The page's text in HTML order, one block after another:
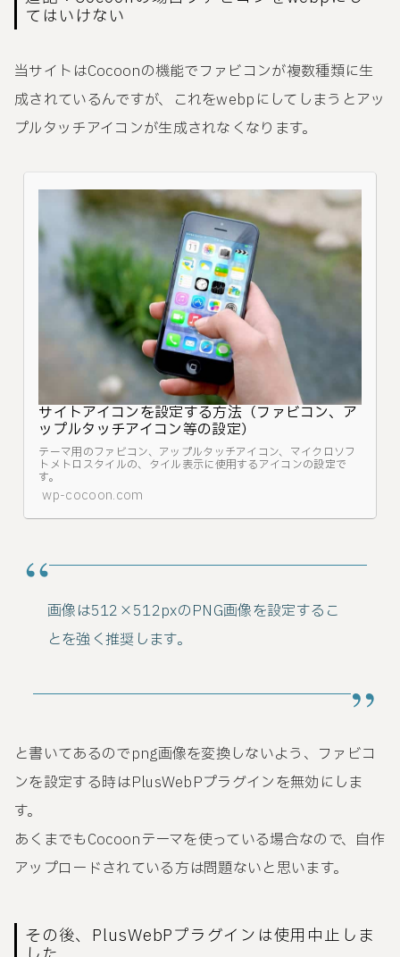
てはいけない
当サイトはCocoonの機能でファビコンが複数種類に生
成されているんですが、これをwebpにしてしまうとアッ
プルタッチアイコンが生成されなくなります。
サイトアイコンを設定する方法（ファビコン、ア
ップルタッチアイコン等の設定）
テーマ用のファビコン、アップルタッチアイコン、マイクロソフ
トメトロスタイルの、タイル表示に使用するアイコンの設定で
す。
wp-cocoon.com
画像は512×512pxのPNG画像を設定するこ
とを強く推奨します。
と書いてあるのでpng画像を変換しないよう、ファビコ
ンを設定する時はPlusWebPプラグインを無効にしま
す。
あくまでもCocoonテーマを使っている場合なので、自作
アップロードされている方は問題ないと思います。
その後、PlusWebPプラグインは使用中止しま